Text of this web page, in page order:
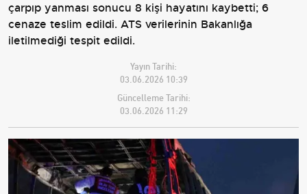
çarpıp yanması sonucu 8 kişi hayatını kaybetti; 6
cenaze teslim edildi. ATS verilerinin Bakanlığa
iletilmediği tespit edildi.
Yayın Tarihi:
03.06.2026 10:39
Güncelleme Tarihi:
03.06.2026 11:29